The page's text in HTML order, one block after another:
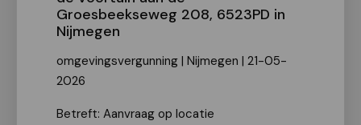
Groesbeekseweg 208, 6523PD in
Nijmegen
omgevingsvergunning | Nijmegen | 21-05-
2026
Betreft: Aanvraag op locatie